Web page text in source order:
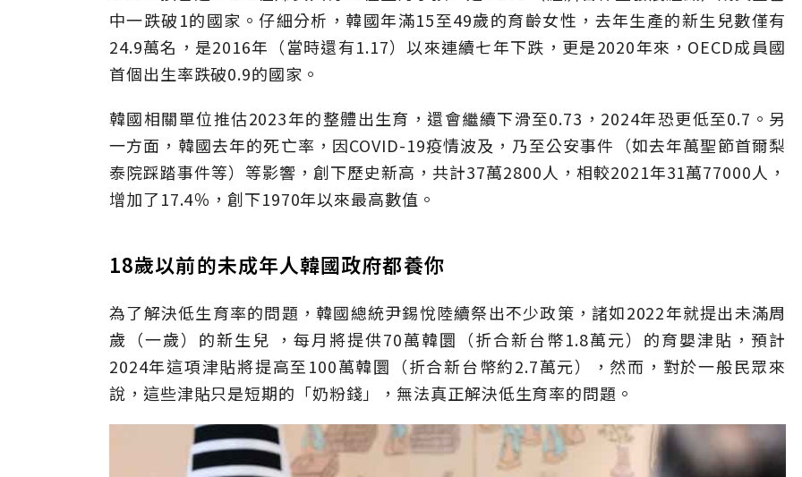
中一跌破1的國家。仔細分析，韓國年滿15至49歲的育齡女性，去年生產的新生兒數僅有
24.9萬名，是2016年（當時還有1.17）以來連續七年下跌，更是2020年來，OECD成員國
首個出生率跌破0.9的國家。
韓國相關單位推估2023年的整體出生育，還會繼續下滑至0.73，2024年恐更低至0.7。另
一方面，韓國去年的死亡率，因COVID-19疫情波及，乃至公安事件（如去年萬聖節首爾梨
泰院踩踏事件等）等影響，創下歷史新高，共計37萬2800人，相較2021年31萬77000人，
增加了17.4％，創下1970年以來最高數值。
18歲以前的未成年人韓國政府都養你
為了解決低生育率的問題，韓國總統尹錫悅陸續祭出不少政策，諸如2022年就提出未滿周
歲（一歲）的新生兒 ，每月將提供70萬韓圜（折合新台幣1.8萬元）的育嬰津貼，預計
2024年這項津貼將提高至100萬韓圜（折合新台幣約2.7萬元），然而，對於一般民眾來
說，這些津貼只是短期的「奶粉錢」，無法真正解決低生育率的問題。